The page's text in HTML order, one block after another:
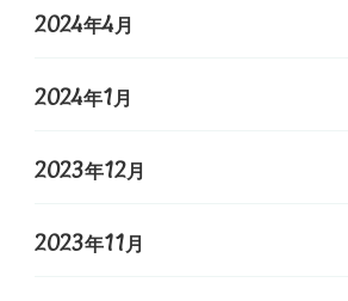
2024年4月
2024年1月
2023年12月
2023年11月